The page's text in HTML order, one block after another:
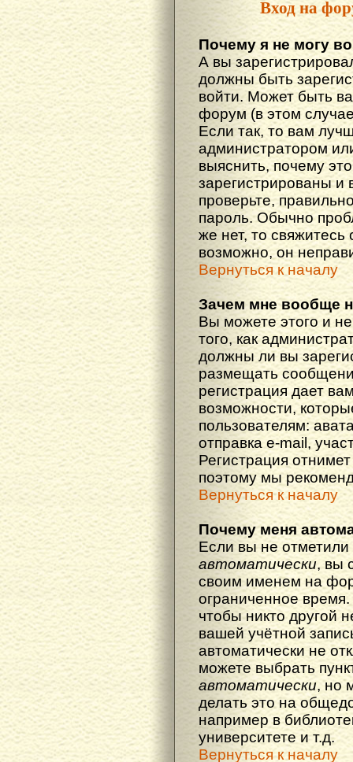
Вход на
Почему я не могу
А вы
должны быть
войти. Может быть
форум (в этом
Если так, то вам
администратором
выяснить, почему
зарегистрированы и
проверьте,
пароль. Обычно
же нет, то
возможно, он
Вернуться к началу
Зачем мне вообще
Вы можете этого и
того, как
должны ли вы
размещать
регистрация дает
возможности,
пользователям:
отправка e-mail,
Регистрация
поэтому мы
Вернуться к началу
Почему меня
Если вы не отметили
автоматически, вы
своим именем на
ограниченное
чтобы никто другой
вашей учётной
автоматически не
можете выбрать
автоматически, но
делать это на
например в
университете и т.д.
Вернуться к началу